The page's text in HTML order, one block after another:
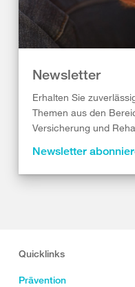
Newsletter
Erhalten Sie
Themen aus den
Versicherung und
Newsletter
Quicklinks
Prävention